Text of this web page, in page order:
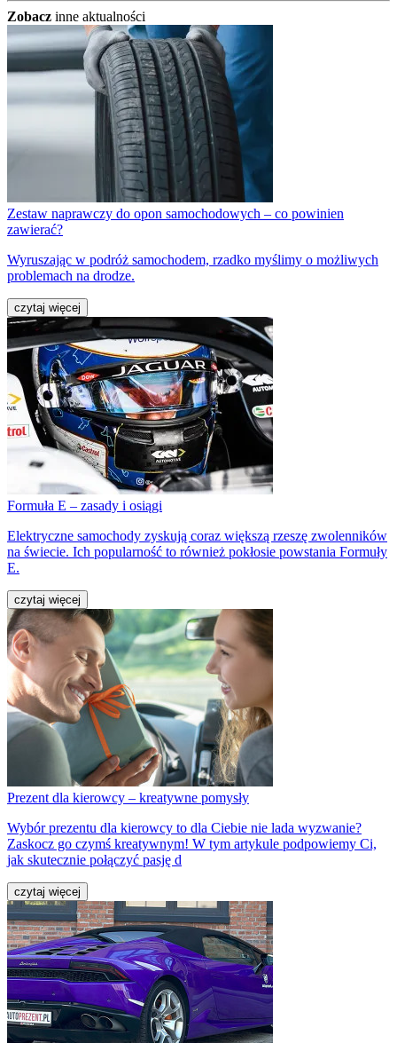
Zobacz inne aktualności
Zestaw naprawczy do opon samochodowych – co powinien
zawierać?
Wyruszając w podróż samochodem, rzadko myślimy o możliwych
problemach na drodze.
czytaj więcej
Formuła E – zasady i osiągi
Elektryczne samochody zyskują coraz większą rzeszę zwolenników
na świecie. Ich popularność to również pokłosie powstania Formuły
E.
czytaj więcej
Prezent dla kierowcy – kreatywne pomysły
Wybór prezentu dla kierowcy to dla Ciebie nie lada wyzwanie?
Zaskocz go czymś kreatywnym! W tym artykule podpowiemy Ci,
jak skutecznie połączyć pasję d
czytaj więcej